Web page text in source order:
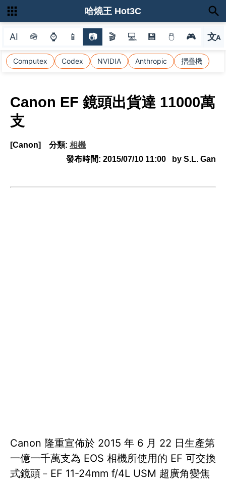
AI 🪖 ⌚ 📱 📷 🎬 💻 💾 🖱 🎮 文A
選
Computex Codex NVIDIA Anthropic 摺疊機
哈燒王 Hot3C
Canon EF 鏡頭出貨達 11000萬
支
[Canon] 分類: 相機
發布時間: 2015/07/10 11:00 by S.L. Gan
Canon 隆重宣佈於 2015 年 6 月 22 日生產第
一億一千萬支為 EOS 相機所使用的 EF 可交換
式鏡頭﹣EF 11-24mm f/4L USM 超廣角變焦